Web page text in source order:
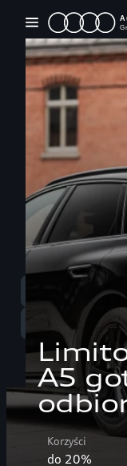
Przejdź
treści
Dostępne Audi
Serwis
Nasze salony
Jazda testowa
58 350 25 55
Sprzedaż
58 350 22 00
A5
Korzyści
do 20%